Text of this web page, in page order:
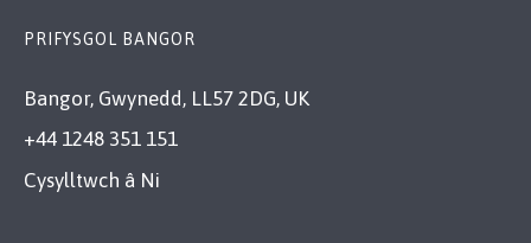
PRIFYSGOL BANGOR
Bangor, Gwynedd, LL57 2DG, UK
+44 1248 351 151
Cysylltwch â Ni